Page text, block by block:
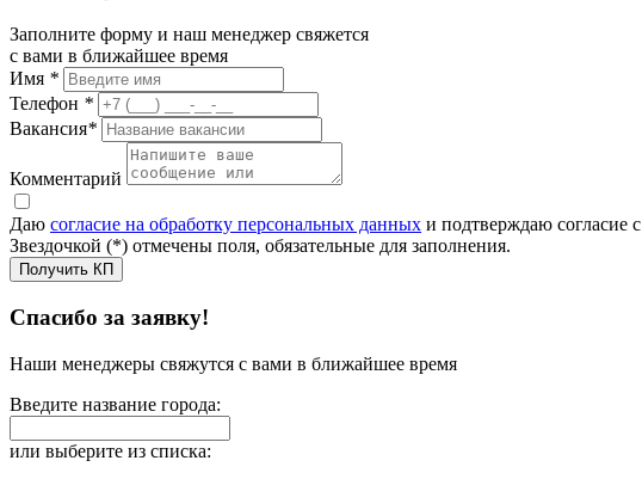
Заполните форму и наш менеджер свяжется
с вами в ближайшее время
Имя *
Телефон *
Вакансия*
Комментарий
Даю согласие на обработку персональных данных и подтверждаю согласие с
Звездочкой (*) отмечены поля, обязательные для заполнения.
Получить КП
Спасибо за заявку!
Наши менеджеры свяжутся с вами в ближайшее время
Введите название города:
или выберите из списка: